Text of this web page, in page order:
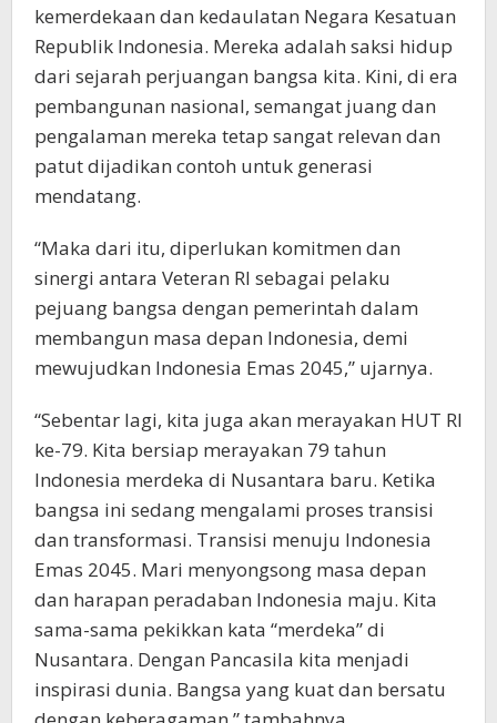
kemerdekaan dan kedaulatan Negara Kesatuan
Republik Indonesia. Mereka adalah saksi hidup
dari sejarah perjuangan bangsa kita. Kini, di era
pembangunan nasional, semangat juang dan
pengalaman mereka tetap sangat relevan dan
patut dijadikan contoh untuk generasi
mendatang.
“Maka dari itu, diperlukan komitmen dan
sinergi antara Veteran RI sebagai pelaku
pejuang bangsa dengan pemerintah dalam
membangun masa depan Indonesia, demi
mewujudkan Indonesia Emas 2045,” ujarnya.
“Sebentar lagi, kita juga akan merayakan HUT RI
ke-79. Kita bersiap merayakan 79 tahun
Indonesia merdeka di Nusantara baru. Ketika
bangsa ini sedang mengalami proses transisi
dan transformasi. Transisi menuju Indonesia
Emas 2045. Mari menyongsong masa depan
dan harapan peradaban Indonesia maju. Kita
sama-sama pekikkan kata “merdeka” di
Nusantara. Dengan Pancasila kita menjadi
inspirasi dunia. Bangsa yang kuat dan bersatu